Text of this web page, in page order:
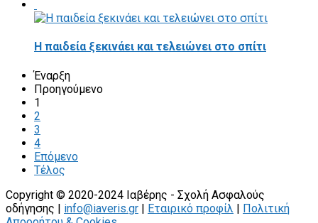
Η παιδεία ξεκινάει και τελειώνει στο σπίτι
Έναρξη
Προηγούμενο
1
2
3
4
Επόμενο
Τέλος
Copyright © 2020-2024 Ιαβέρης - Σχολή Ασφαλούς
οδήγησης | info@iaveris.gr | Εταιρικό προφίλ | Πολιτική